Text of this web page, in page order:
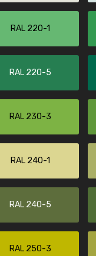
RAL 220-1
RAL 220-5
RAL 230-3
RAL 240-1
RAL 240-5
RAL 250-3